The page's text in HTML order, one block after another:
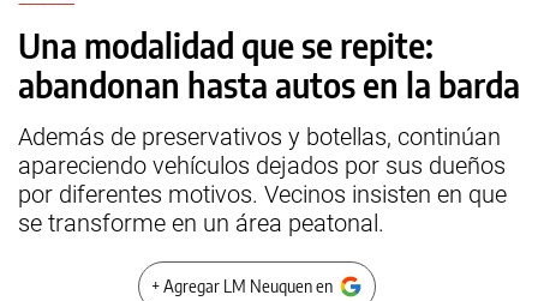
Una modalidad que se repite:
abandonan hasta autos en la barda
Además de preservativos y botellas, continúan
apareciendo vehículos dejados por sus dueños
por diferentes motivos. Vecinos insisten en que
se transforme en un área peatonal.
+ Agregar LM Neuquen en